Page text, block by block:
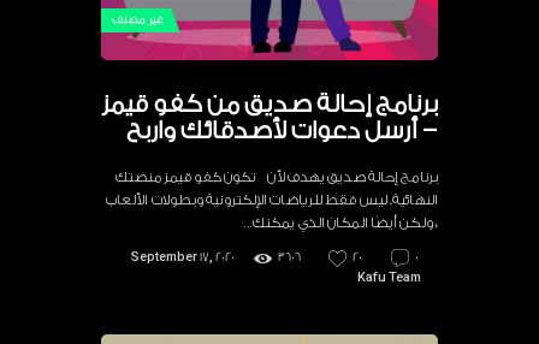
غير مصنف
برنامج إحالة صديق من كفو قيمز
– أرسل دعوات لأصدقائك واربح
برنامج إحالة صديق يهدف لأن تكون كفو قيمز منصتك
النهائية. ليس فقط للرياضات الإلكترونية وبطولات الألعاب
، ولكن أيضًا المكان الذي يمكنك…
September 17, 2020 3606 20
0
Kafu Team